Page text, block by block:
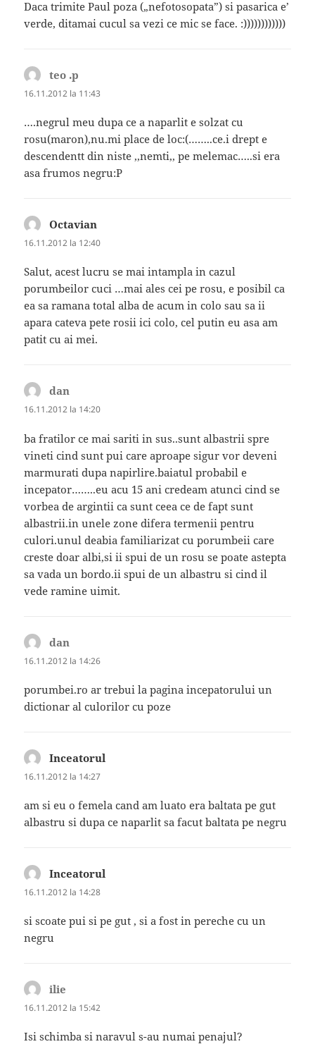
Daca trimite Paul poza („nefotosopata”) si pasarica e’
verde, ditamai cucul sa vezi ce mic se face. :))))))))))))
teo .p
16.11.2012 la 11:43
….negrul meu dupa ce a naparlit e solzat cu
rosu(maron),nu.mi place de loc:(……..ce.i drept e
descendentt din niste ,,nemti,, pe melemac…..si era
asa frumos negru:P
Octavian
16.11.2012 la 12:40
Salut, acest lucru se mai intampla in cazul
porumbeilor cuci …mai ales cei pe rosu, e posibil ca
ea sa ramana total alba de acum in colo sau sa ii
apara cateva pete rosii ici colo, cel putin eu asa am
patit cu ai mei.
dan
16.11.2012 la 14:20
ba fratilor ce mai sariti in sus..sunt albastrii spre
vineti cind sunt pui care aproape sigur vor deveni
marmurati dupa napirlire.baiatul probabil e
incepator……..eu acu 15 ani credeam atunci cind se
vorbea de argintii ca sunt ceea ce de fapt sunt
albastrii.in unele zone difera termenii pentru
culori.unul deabia familiarizat cu porumbeii care
creste doar albi,si ii spui de un rosu se poate astepta
sa vada un bordo.ii spui de un albastru si cind il
vede ramine uimit.
dan
16.11.2012 la 14:26
porumbei.ro ar trebui la pagina incepatorului un
dictionar al culorilor cu poze
Inceatorul
16.11.2012 la 14:27
am si eu o femela cand am luato era baltata pe gut
albastru si dupa ce naparlit sa facut baltata pe negru
Inceatorul
16.11.2012 la 14:28
si scoate pui si pe gut , si a fost in pereche cu un
negru
ilie
16.11.2012 la 15:42
Isi schimba si naravul s-au numai penajul?